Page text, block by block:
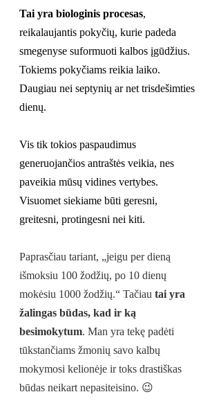
Tai yra biologinis procesas,
reikalaujantis pokyčių, kurie padeda
smegenyse suformuoti kalbos įgūdžius.
Tokiems pokyčiams reikia laiko.
Daugiau nei septynių ar net trisdešimties
dienų.
Vis tik tokios paspaudimus
generuojančios antraštės veikia, nes
paveikia mūsų vidines vertybes.
Visuomet siekiame būti geresni,
greitesni, protingesni nei kiti.
Paprasčiau tariant, „jeigu per dieną
išmoksiu 100 žodžių, po 10 dienų
mokėsiu 1000 žodžių.“ Tačiau tai yra
žalingas būdas, kad ir ką
besimokytum. Man yra tekę padėti
tūkstančiams žmonių savo kalbų
mokymosi kelionėje ir toks drastiškas
būdas neikart nepasiteisino. 😉